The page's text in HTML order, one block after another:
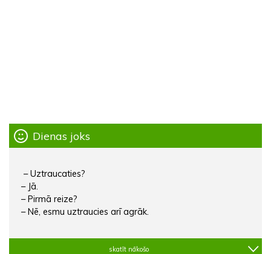
Dienas joks
– Uztraucaties?
– Jā.
– Pirmā reize?
– Nē, esmu uztraucies arī agrāk.
skatīt nākošo